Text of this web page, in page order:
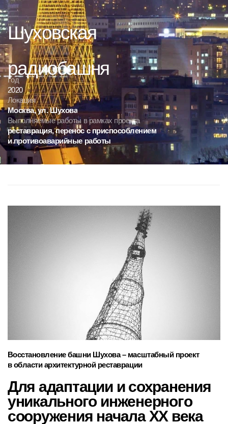
Обсудить проект
Год
2020
Локация
Москва, ул. Шухова
Выполняемые работы в рамках проекта
реставрация, перенос с приспособлением
и противоаварийные работы
радиобашня
Восстановление башни Шухова – масштабный проект
Для адаптации и сохранения
уникального инженерного
сооружения начала XX века
потребовался комплексный